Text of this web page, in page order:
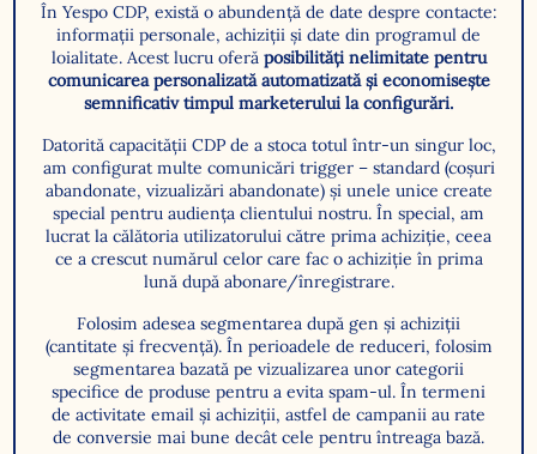
În Yespo CDP, există o abundență de date despre contacte:
informații personale, achiziții și date din programul de
loialitate. Acest lucru oferă posibilități nelimitate pentru
comunicarea personalizată automatizată și economisește
semnificativ timpul marketerului la configurări.
Datorită capacității CDP de a stoca totul într-un singur loc,
am configurat multe comunicări trigger – standard (coșuri
abandonate, vizualizări abandonate) și unele unice create
special pentru audiența clientului nostru. În special, am
lucrat la călătoria utilizatorului către prima achiziție, ceea
ce a crescut numărul celor care fac o achiziție în prima
lună după abonare/înregistrare.
Folosim adesea segmentarea după gen și achiziții
(cantitate și frecvență). În perioadele de reduceri, folosim
segmentarea bazată pe vizualizarea unor categorii
specifice de produse pentru a evita spam-ul. În termeni
de activitate email și achiziții, astfel de campanii au rate
de conversie mai bune decât cele pentru întreaga bază.